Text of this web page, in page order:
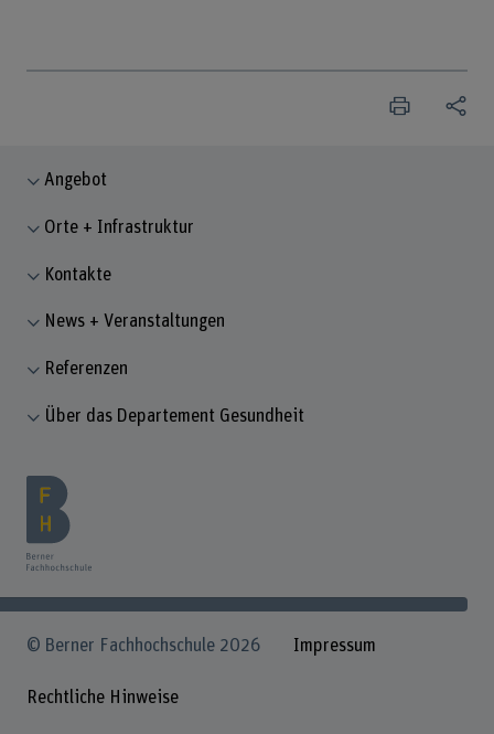
Angebot
Orte + Infrastruktur
Kontakte
News + Veranstaltungen
Referenzen
Über das Departement Gesundheit
© Berner Fachhochschule 2026 Impressum
Rechtliche Hinweise